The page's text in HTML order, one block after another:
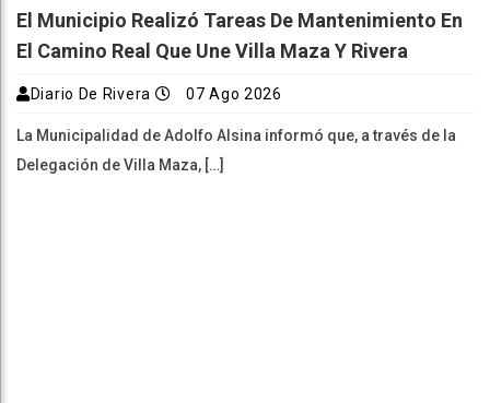
El Municipio Realizó Tareas De Mantenimiento En
El Camino Real Que Une Villa Maza Y Rivera
Diario De Rivera 07 Ago 2026
La Municipalidad de Adolfo Alsina informó que, a través de la
Delegación de Villa Maza, […]